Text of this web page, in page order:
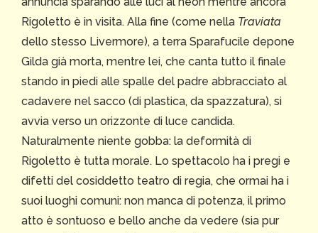
Rigoletto è in visita. Alla fine (come nella Traviata
dello stesso Livermore), a terra Sparafucile depone
Gilda già morta, mentre lei, che canta tutto il finale
stando in piedi alle spalle del padre abbracciato al
cadavere nel sacco (di plastica, da spazzatura), si
avvia verso un orizzonte di luce candida.
Naturalmente niente gobba: la deformità di
Rigoletto è tutta morale. Lo spettacolo ha i pregi e
difetti del cosiddetto teatro di regia, che ormai ha i
suoi luoghi comuni: non manca di potenza, il primo
atto è sontuoso e bello anche da vedere (sia pur